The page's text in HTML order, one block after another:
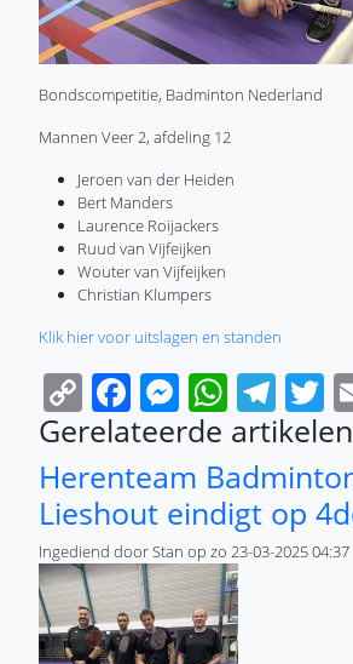
Bondscompetitie, Badminton Nederland
Mannen Veer 2, afdeling 12
Jeroen van der Heiden
Bert Manders
Laurence Roijackers
Ruud van Vijfeijken
Wouter van Vijfeijken
Christian Klumpers
Klik hier voor uitslagen en standen
Copy
Link
Facebook
Gerelateerde artikelen
Herenteam
Lieshout eindigt op
Ingediend doorStan op zo 23-03-2025 04:37